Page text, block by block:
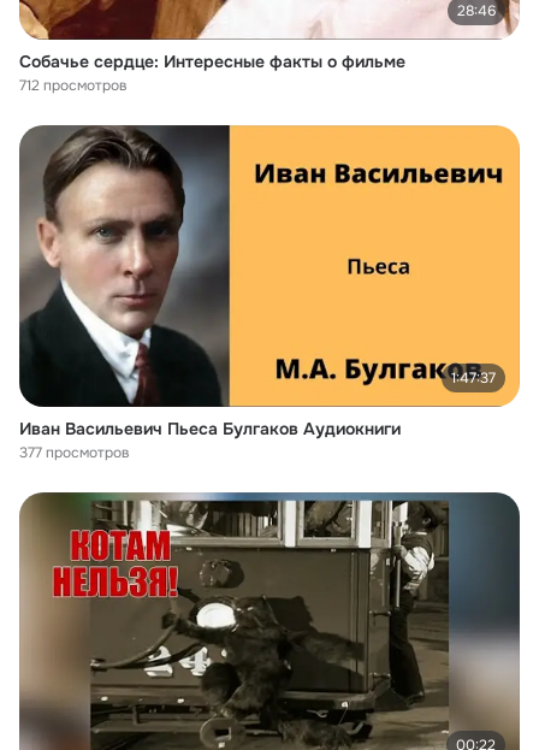
28:46
Собачье сердце: Интересные факты о фильме
712 просмотров
1:47:37
Иван Васильевич Пьеса Булгаков Аудиокниги
377 просмотров
00:22